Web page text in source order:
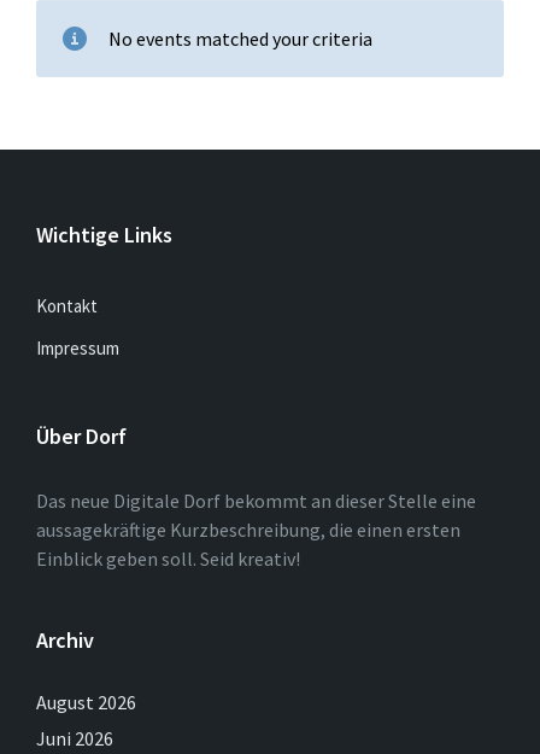
No events matched your criteria
Wichtige Links
Kontakt
Impressum
Über Dorf
Das neue Digitale Dorf bekommt an dieser Stelle eine
aussagekräftige Kurzbeschreibung, die einen ersten
Einblick geben soll. Seid kreativ!
Archiv
August 2026
Juni 2026